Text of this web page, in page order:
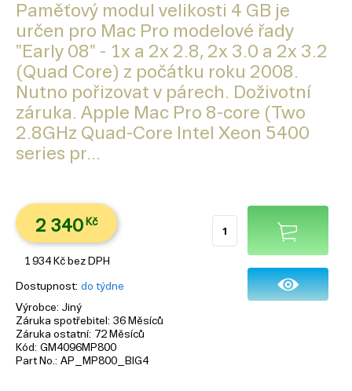
Paměťový modul velikosti 4 GB je
určen pro Mac Pro modelové řady
"Early 08" - 1x a 2x 2.8, 2x 3.0 a 2x 3.2
(Quad Core) z počátku roku 2008.
Nutno pořizovat v párech. Doživotní
záruka. Apple Mac Pro 8-core (Two
2.8GHz Quad-Core Intel Xeon 5400
series pr...
2 340 Kč
1 934 Kč bez DPH
Dostupnost do týdne
Výrobce Jiný
Záruka spotřebitel
36 Měsíců
Záruka ostatní 72 Měsíců
Kód GM4096MP800
Part No. AP_MP800_BIG4